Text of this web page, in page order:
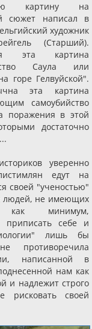
картину на
сюжет написал в
художник
(Старший).
эта картина
Саула или
горе Гелвуйской".
эта картина
самоубийство
поражения в этой
достаточно
уверенно
едут на
своей "ученостью"
людей, не имеющих
как минимум,
приписать себе и
лишь бы
противоречила
написанной в
нам как
и надлежит строго
рисковать своей